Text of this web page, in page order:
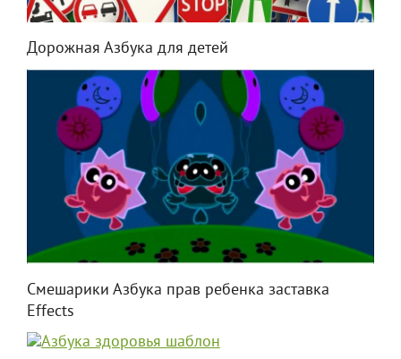
Дорожная Азбука для детей
Смешарики Азбука прав ребенка заставка
Effects